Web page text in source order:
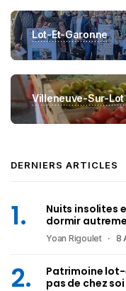
Lot-Et-Garonne
Villeneuve-Sur-Lot
DERNIERS ARTICLES
Nuits insolites
dormir
Yoan Rigoulet 8
Patrimoine
pas de chez soi